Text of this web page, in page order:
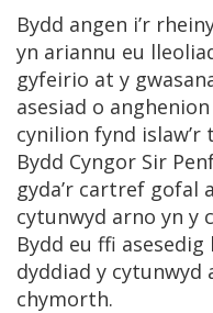
Bydd angen i’r
yn ariannu eu
gyfeirio at y
asesiad o
cynilion fynd
Bydd Cyngor Sir
gyda’r cartref gofal
cytunwyd arno yn y
Bydd eu ffi asesedig
dyddiad y cytunwyd
chymorth.